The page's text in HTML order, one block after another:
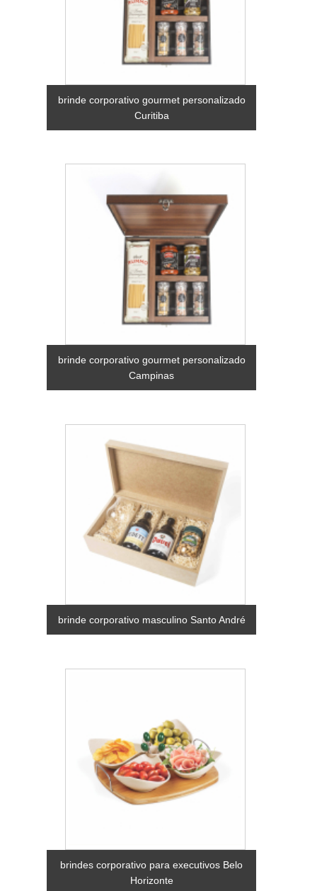
brinde corporativo gourmet personalizado
Curitiba
brinde corporativo gourmet personalizado
Campinas
brinde corporativo masculino Santo André
brindes corporativo para executivos Belo
Horizonte